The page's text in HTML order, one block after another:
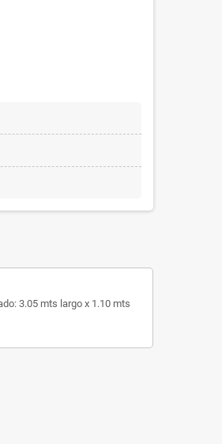
3.05 mts largo x 1.10 mts